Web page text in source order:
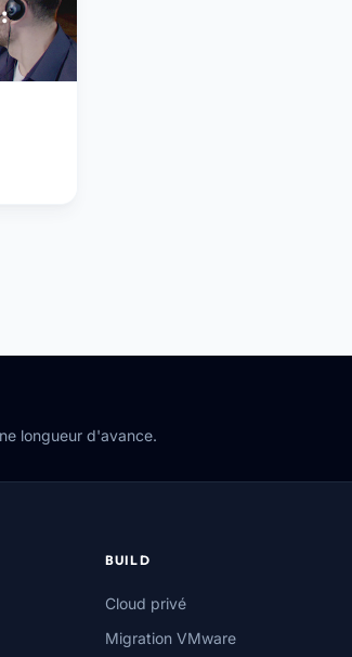
longueur d'avance.
BUILD
Cloud privé
Migration VMware